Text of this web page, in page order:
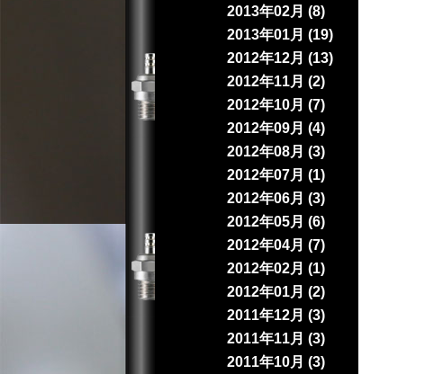
2013年02月 (8)
2013年01月 (19)
2012年12月 (13)
2012年11月 (2)
2012年10月 (7)
2012年09月 (4)
2012年08月 (3)
2012年07月 (1)
2012年06月 (3)
2012年05月 (6)
2012年04月 (7)
2012年02月 (1)
2012年01月 (2)
2011年12月 (3)
2011年11月 (3)
2011年10月 (3)